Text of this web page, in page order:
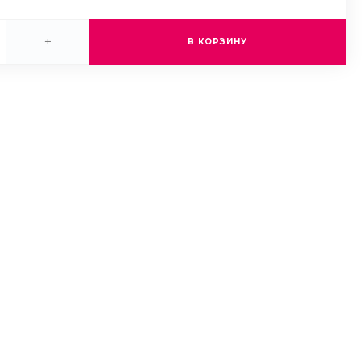
+ В КОРЗИНУ